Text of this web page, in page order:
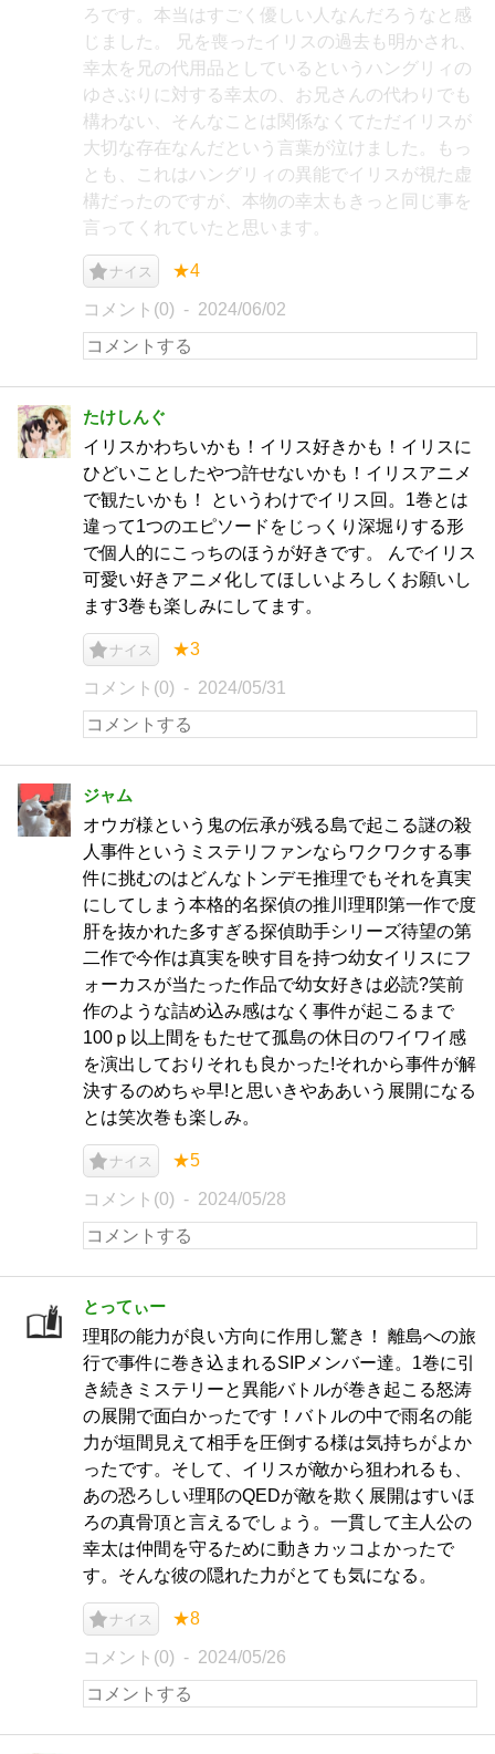
ろです。本当はすごく優しい人なんだろうなと感
じました。 兄を喪ったイリスの過去も明かされ、
幸太を兄の代用品としているというハングリィの
ゆさぶりに対する幸太の、お兄さんの代わりでも
構わない、そんなことは関係なくてただイリスが
大切な存在なんだという言葉が泣けました。もっ
とも、これはハングリィの異能でイリスが視た虚
構だったのですが、本物の幸太もきっと同じ事を
言ってくれていたと思います。
ナイス ★4
コメント(0) 2024/06/02
たけしんぐ
イリスかわちいかも！イリス好きかも！イリスに
ひどいことしたやつ許せないかも！イリスアニメ
で観たいかも！ というわけでイリス回。1巻とは
違って1つのエピソードをじっくり深堀りする形
で個人的にこっちのほうが好きです。 んでイリス
可愛い好きアニメ化してほしいよろしくお願いし
ます3巻も楽しみにしてます。
ナイス ★3
コメント(0) 2024/05/31
ジャム
オウガ様という鬼の伝承が残る島で起こる謎の殺
人事件というミステリファンならワクワクする事
件に挑むのはどんなトンデモ推理でもそれを真実
にしてしまう本格的名探偵の推川理耶!第一作で度
肝を抜かれた多すぎる探偵助手シリーズ待望の第
二作で今作は真実を映す目を持つ幼女イリスにフ
ォーカスが当たった作品で幼女好きは必読?笑前
作のような詰め込み感はなく事件が起こるまで
100ｐ以上間をもたせて孤島の休日のワイワイ感
を演出しておりそれも良かった!それから事件が解
決するのめちゃ早!と思いきやああいう展開になる
とは笑次巻も楽しみ。
ナイス ★5
コメント(0) 2024/05/28
とってぃー
理耶の能力が良い方向に作用し驚き！ 離島への旅
行で事件に巻き込まれるSIPメンバー達。1巻に引
き続きミステリーと異能バトルが巻き起こる怒涛
の展開で面白かったです！バトルの中で雨名の能
力が垣間見えて相手を圧倒する様は気持ちがよか
ったです。そして、イリスが敵から狙われるも、
あの恐ろしい理耶のQEDが敵を欺く展開はすいほ
ろの真骨頂と言えるでしょう。一貫して主人公の
幸太は仲間を守るために動きカッコよかったで
す。そんな彼の隠れた力がとても気になる。
ナイス ★8
コメント(0) 2024/05/26